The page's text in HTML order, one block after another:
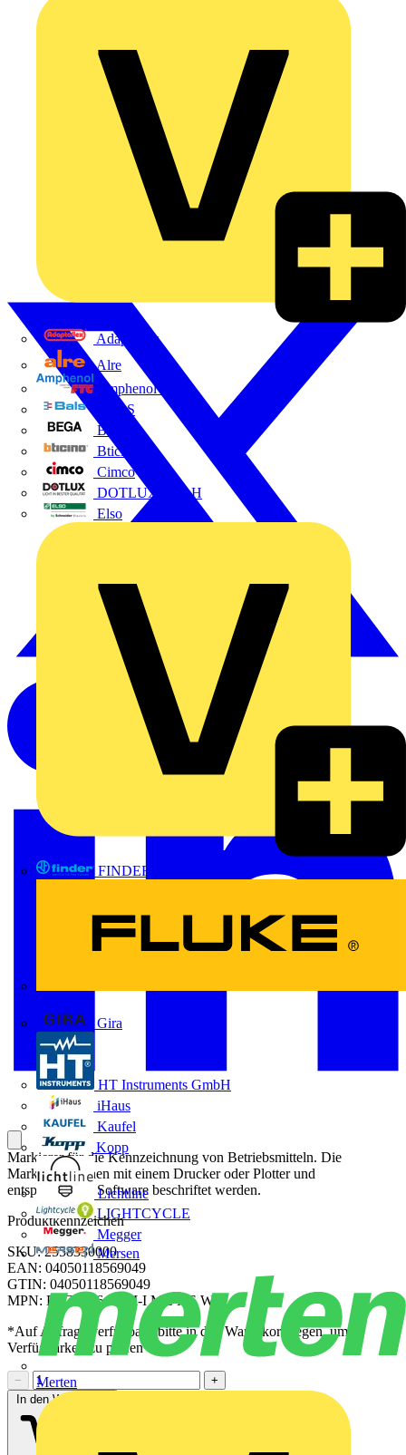
Adaptaflex
Alre
Amphenol FTG
BALS
Bega
Bticino
Cimco
DOTLUX GmbH
Elso
FINDER
Gira
HT Instruments GmbH
iHaus
Kaufel
Kopp
Lichtline
LIGHTCYCLE
Megger
Mersen
Merten
Markierer für die Kennzeichnung von Betriebsmitteln. Die
Markierer können mit einem Drucker oder Plotter und
entsprechender Software beschriftet werden.
Produktkennzeichen
SKU: 2558330000
EAN: 04050118569049
GTIN: 04050118569049
MPN: ESG 9/26 SCM-I MC NE WS
*Auf Anfrage verfügbar - bitte in den Warenkorb legen, um
Verfügbarkeit zu prüfen
−
+
In den Warenkorb